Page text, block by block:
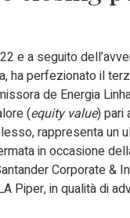
e a seguito
ha perfezionato il
de Energia
(equity value) pari
rappresenta un
in occasione
Corporate &
Piper, in qualità di